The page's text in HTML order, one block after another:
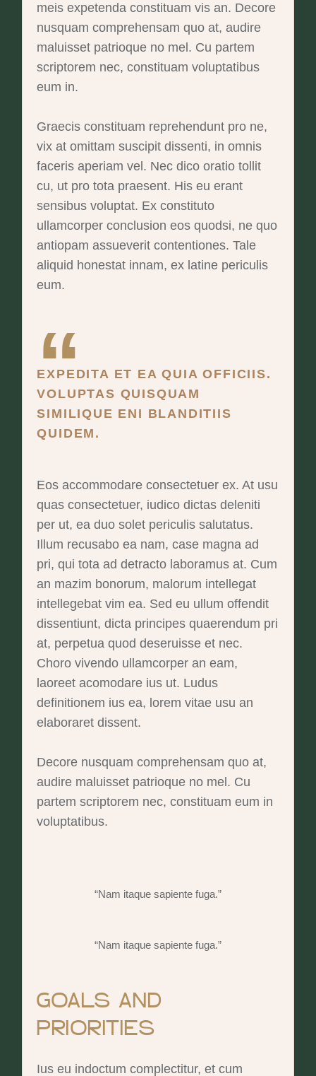
meis expetenda constituam vis an. Decore
nusquam comprehensam quo at, audire
maluisset patrioque no mel. Cu partem
scriptorem nec, constituam voluptatibus
eum in.
Graecis constituam reprehendunt pro ne,
vix at omittam suscipit dissenti, in omnis
faceris aperiam vel. Nec dico oratio tollit
cu, ut pro tota praesent. His eu erant
sensibus voluptat. Ex constituto
ullamcorper conclusion eos quodsi, ne quo
antiopam assueverit contentiones. Tale
aliquid honestat innam, ex latine periculis
eum.
EXPEDITA ET EA QUIA OFFICIIS.
VOLUPTAS QUISQUAM
SIMILIQUE ENI BLANDITIIS
QUIDEM.
Eos accommodare consectetuer ex. At usu
quas consectetuer, iudico dictas deleniti
per ut, ea duo solet periculis salutatus.
Illum recusabo ea nam, case magna ad
pri, qui tota ad detracto laboramus at. Cum
an mazim bonorum, malorum intellegat
intellegebat vim ea. Sed eu ullum offendit
dissentiunt, dicta principes quaerendum pri
at, perpetua quod deseruisse et nec.
Choro vivendo ullamcorper an eam,
laoreet acomodare ius ut. Ludus
definitionem ius ea, lorem vitae usu an
elaboraret dissent.
Decore nusquam comprehensam quo at,
audire maluisset patrioque no mel. Cu
partem scriptorem nec, constituam eum in
voluptatibus.
“Nam itaque sapiente fuga.”
“Nam itaque sapiente fuga.”
GOALS AND
PRIORITIES
Ius eu indoctum complectitur, et cum